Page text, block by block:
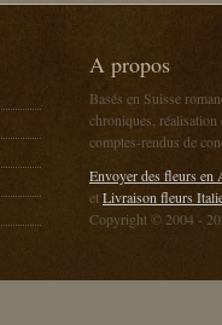
A propos
Basés en Suisse
chroniques,
comptes-rendus de
Envoyer des fleurs en
etLivraison fleurs
Copyright © 2004 -